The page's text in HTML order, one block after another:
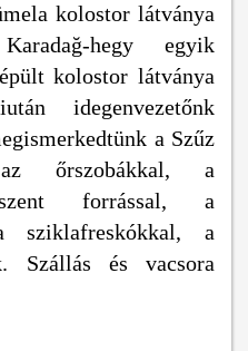
kolostor látványa
hegy egyik
kolostor látványa
idegenvezetőnk
a Szűz
az őrszobákkal, a
forrással, a
sziklafreskókkal, a
Szállás és vacsora